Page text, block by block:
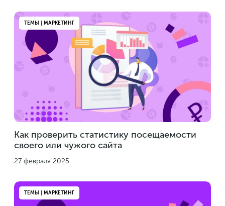
ТЕМЫ | МАРКЕТИНГ
Как проверить статистику посещаемости
своего или чужого сайта
27 февраля 2025
ТЕМЫ | МАРКЕТИНГ